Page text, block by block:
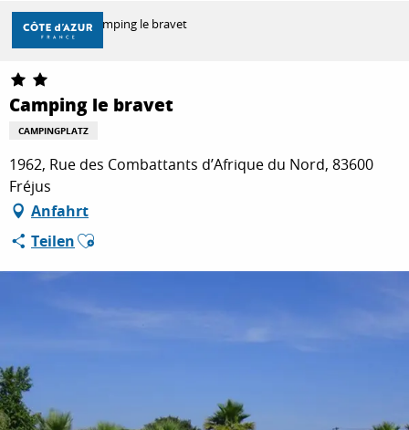
Aller
contenu
principal
ENTDECKEN
ZU TUN
AUFENTHALT
Startseite Camping le bravet
Camping le bravet
CAMPINGPLATZ
1962, Rue des Combattants d’Afrique du Nord, 83600
Fréjus
Anfahrt
TeilenAjouter aux favoris